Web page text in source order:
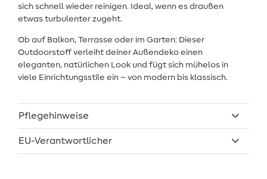
sich schnell wieder reinigen. Ideal, wenn es draußen
etwas turbulenter zugeht.
Ob auf Balkon, Terrasse oder im Garten: Dieser
Outdoorstoff verleiht deiner Außendeko einen
eleganten, natürlichen Look und fügt sich mühelos in
viele Einrichtungsstile ein – von modern bis klassisch.
Pflegehinweise
EU-Verantwortlicher